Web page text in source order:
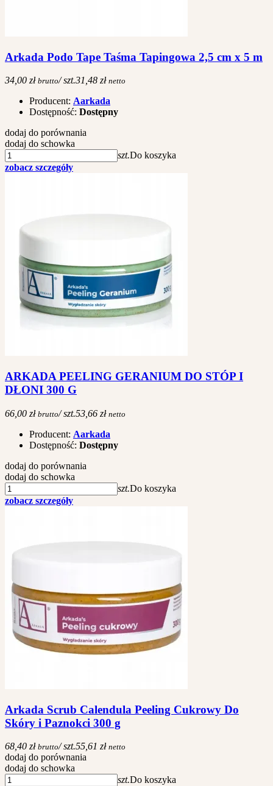
Arkada Podo Tape Taśma Tapingowa 2,5 cm x 5 m
34,00 zł brutto/ szt.31,48 zł netto
Producent: Aarkada
Dostępność: Dostępny
dodaj do porównania
dodaj do schowka
szt.Do koszyka
zobacz szczegóły
ARKADA PEELING GERANIUM DO STÓP I
DŁONI 300 G
66,00 zł brutto/ szt.53,66 zł netto
Producent: Aarkada
Dostępność: Dostępny
dodaj do porównania
dodaj do schowka
szt.Do koszyka
zobacz szczegóły
Arkada Scrub Calendula Peeling Cukrowy Do
Skóry i Paznokci 300 g
68,40 zł brutto/ szt.55,61 zł netto
dodaj do porównania
dodaj do schowka
szt.Do koszyka